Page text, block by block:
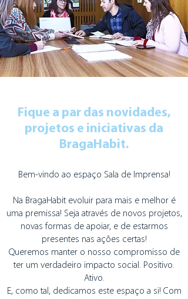
Fique a par das novidades,
projetos e iniciativas da
BragaHabit.
Bem-vindo ao espaço Sala de Imprensa!
Na BragaHabit evoluir para mais e melhor é
uma premissa! Seja através de novos projetos,
novas formas de apoiar, e de estarmos
presentes nas ações certas!
Queremos manter o nosso compromisso de
ter um verdadeiro impacto social. Positivo.
Ativo.
E, como tal, dedicamos este espaço a si! Com